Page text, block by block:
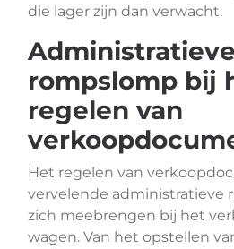
die lager zijn dan verwacht.
Administratieve
rompslomp bij
regelen van
Het regelen van
vervelende administratieve
zich meebrengen bij het
wagen. Van het opstellen